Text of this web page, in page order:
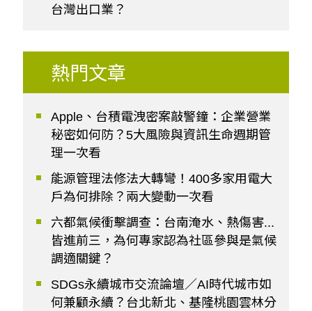
台灣出口業？
熱門文章
Apple、台積電洩密案敲警鐘：企業營業
秘密如何防？5大風險與資訊生命週期管
理一次看
能源管理法修法大轉彎！400多家用電大
戶為何排除？兩大變動一次看
六都氣候衝擊調查：台南淹水、熱傷害...
皆進前三，為何專家認為社區參與是氣候
調適關鍵？
SDGs永續城市交流論壇／AI時代城市如
何兼顧永續？台北新北、基隆桃園雲林分